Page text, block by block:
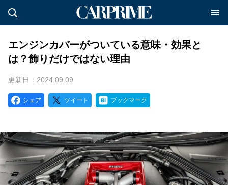
エンジンカバーがついている意味・効果と
は？飾りだけではない理由
更新日：2024.09.09
シェア ツイート ブックマーク